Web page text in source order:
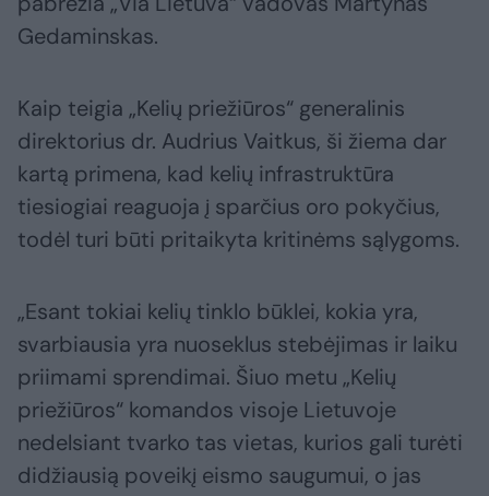
Gedaminskas.
Kaip teigia „Kelių priežiūros“ generalinis
direktorius dr. Audrius Vaitkus, ši žiema dar
kartą primena, kad kelių infrastruktūra
tiesiogiai reaguoja į sparčius oro pokyčius,
todėl turi būti pritaikyta kritinėms sąlygoms.
„Esant tokiai kelių tinklo būklei, kokia yra,
svarbiausia yra nuoseklus stebėjimas ir laiku
priimami sprendimai. Šiuo metu „Kelių
priežiūros“ komandos visoje Lietuvoje
nedelsiant tvarko tas vietas, kurios gali turėti
didžiausią poveikį eismo saugumui, o jas